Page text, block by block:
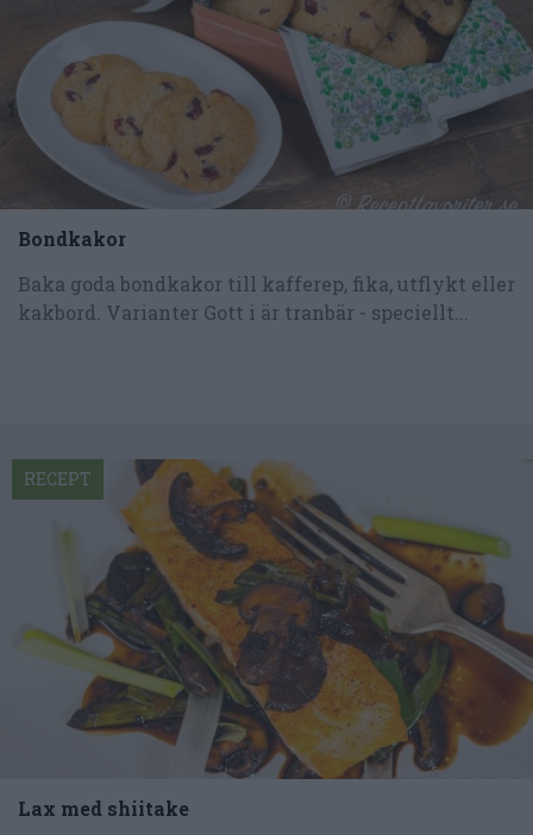
Bondkakor
Baka goda bondkakor till kafferep, fika, utflykt eller
kakbord. Varianter Gott i är tranbär - speciellt...
Lax med shiitake
RECEPT